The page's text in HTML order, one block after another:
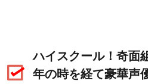
ハイスクール！奇面
年の時を経て豪華声